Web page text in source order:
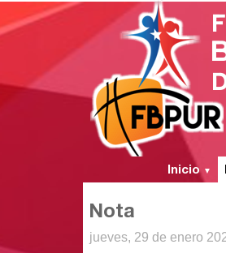
Inicio ▼
Nota
jueves, 29 de enero